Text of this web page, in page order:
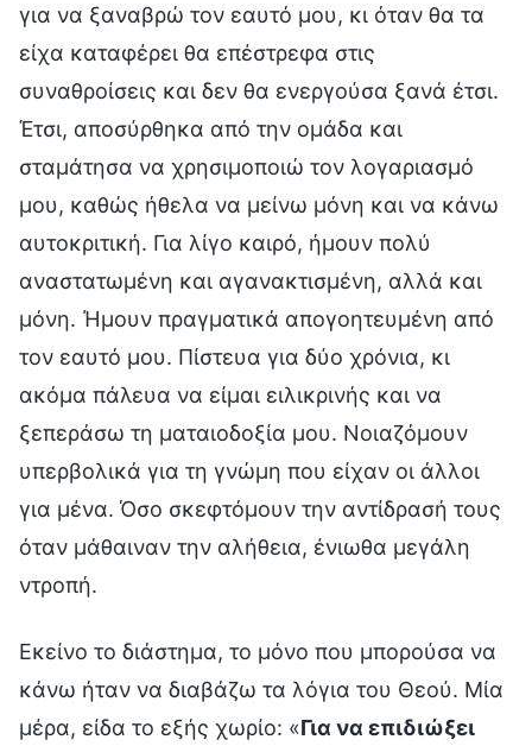
για να ξαναβρώ τον εαυτό μου, κι όταν θα τα
είχα καταφέρει θα επέστρεφα στις
συναθροίσεις και δεν θα ενεργούσα ξανά έτσι.
Έτσι, αποσύρθηκα από την ομάδα και
σταμάτησα να χρησιμοποιώ τον λογαριασμό
μου, καθώς ήθελα να μείνω μόνη και να κάνω
αυτοκριτική. Για λίγο καιρό, ήμουν πολύ
αναστατωμένη και αγανακτισμένη, αλλά και
μόνη. Ήμουν πραγματικά απογοητευμένη από
τον εαυτό μου. Πίστευα για δύο χρόνια, κι
ακόμα πάλευα να είμαι ειλικρινής και να
ξεπεράσω τη ματαιοδοξία μου. Νοιαζόμουν
υπερβολικά για τη γνώμη που είχαν οι άλλοι
για μένα. Όσο σκεφτόμουν την αντίδρασή τους
όταν μάθαιναν την αλήθεια, ένιωθα μεγάλη
ντροπή.
Εκείνο το διάστημα, το μόνο που μπορούσα να
κάνω ήταν να διαβάζω τα λόγια του Θεού. Μία
μέρα, είδα το εξής χωρίο: «Για να επιδιώξει